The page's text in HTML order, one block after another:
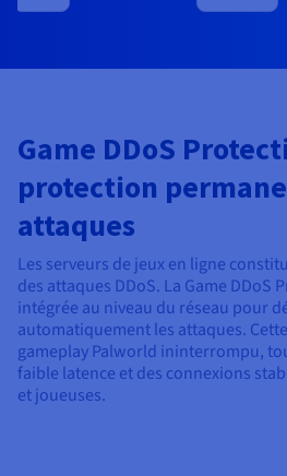
Game DDoS
protection
attaques
Les serveurs de jeux en ligne
des attaques DDoS. La Game DDoS
intégrée au niveau du réseau pour
automatiquement les attaques.
gameplay Palworld ininterrompu,
faible latence et des connexions
et joueuses.